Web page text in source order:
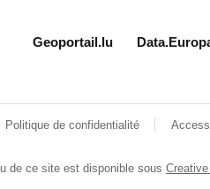
Geoportail.lu
Politique de confidentialité
de ce site est disponible sous